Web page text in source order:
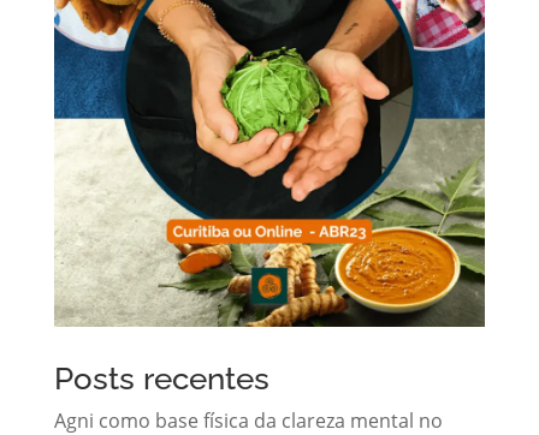
Posts recentes
Agni como base física da clareza mental no